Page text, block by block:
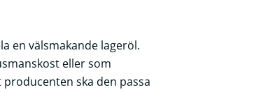
en välsmakande lageröl.
eller som
ska den passa